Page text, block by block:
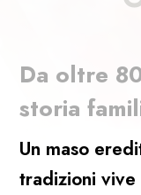
Da oltre
storia
Un maso
tradizioni